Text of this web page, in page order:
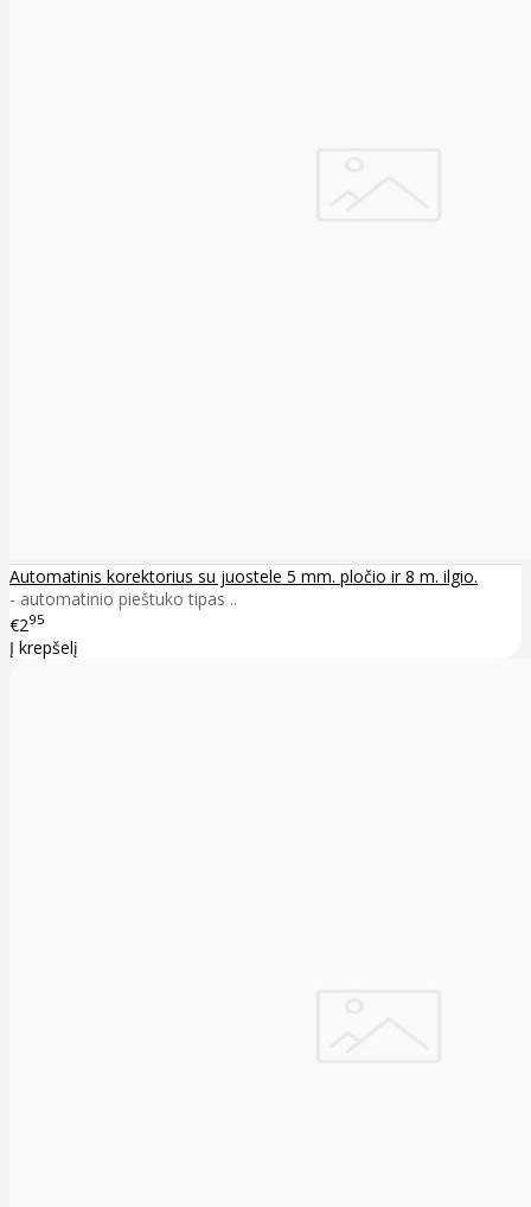
Automatinis korektorius su juostele 5 mm. pločio ir 8 m. ilgio.
- automatinio pieštuko tipas ..
€295
Į krepšelį